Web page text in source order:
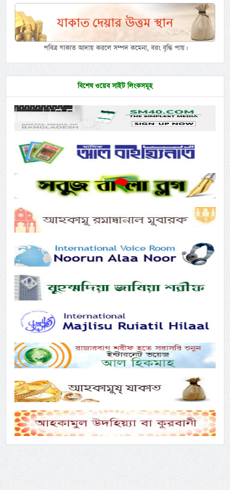
পবিত্র যাকাত আদায় করলে সম্পদ কমেনা, বরং বৃদ্ধি পায়।
বিশেষ ওয়েব সাইট লিংকসমূহ